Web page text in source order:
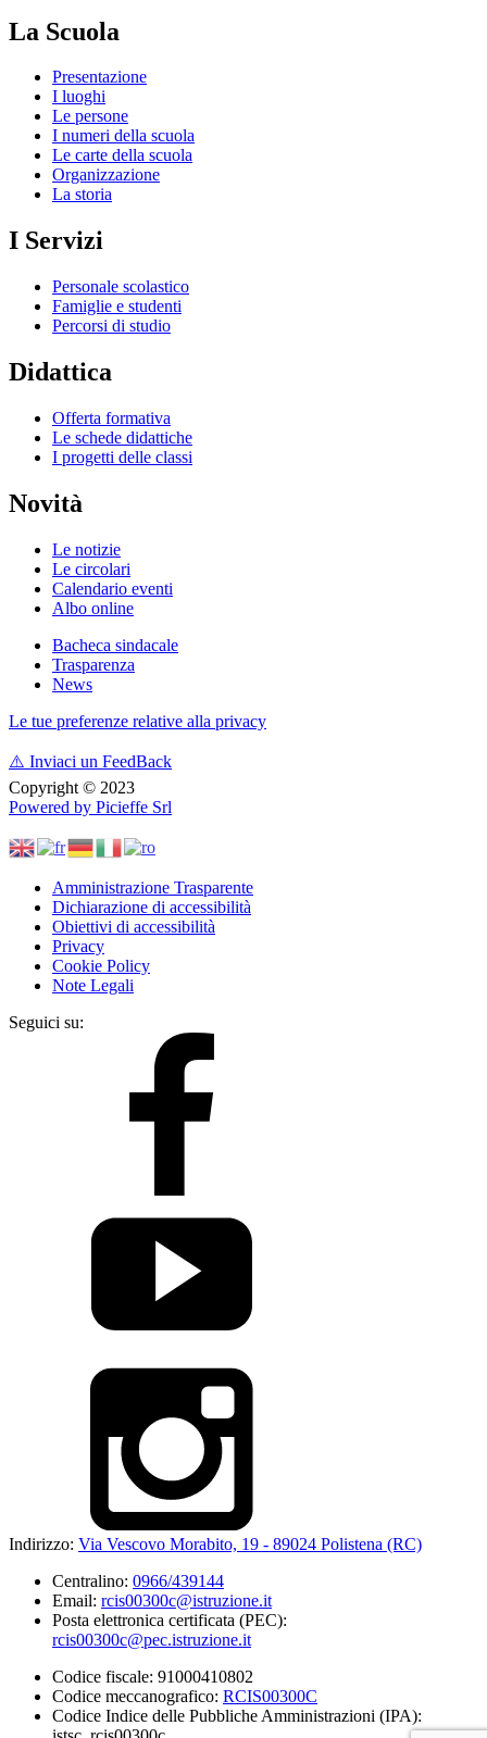
La Scuola
Presentazione
I luoghi
Le persone
I numeri della scuola
Le carte della scuola
Organizzazione
La storia
I Servizi
Personale scolastico
Famiglie e studenti
Percorsi di studio
Didattica
Offerta formativa
Le schede didattiche
I progetti delle classi
Novità
Le notizie
Le circolari
Calendario eventi
Albo online
Bacheca sindacale
Trasparenza
News
Le tue preferenze relative alla privacy
⚠️ Inviaci un FeedBack
Copyright © 2023
Powered by Picieffe Srl
Amministrazione Trasparente
Dichiarazione di accessibilità
Obiettivi di accessibilità
Privacy
Cookie Policy
Note Legali
Seguici su:
Indirizzo: Via Vescovo Morabito, 19 - 89024 Polistena (RC)
Centralino: 0966/439144
Email: rcis00300c@istruzione.it
Posta elettronica certificata (PEC):
rcis00300c@pec.istruzione.it
Codice fiscale: 91000410802
Codice meccanografico: RCIS00300C
Codice Indice delle Pubbliche Amministrazioni (IPA):